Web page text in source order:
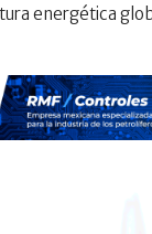
energética